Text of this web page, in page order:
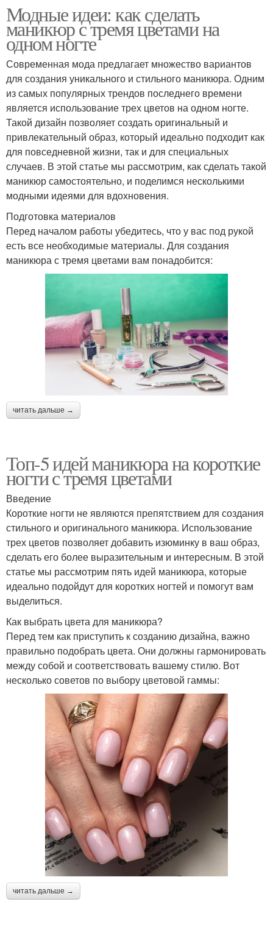
Модные идеи: как сделать
маникюр с тремя цветами на
одном ногте
Современная мода предлагает множество вариантов
для создания уникального и стильного маникюра. Одним
из самых популярных трендов последнего времени
является использование трех цветов на одном ногте.
Такой дизайн позволяет создать оригинальный и
привлекательный образ, который идеально подходит как
для повседневной жизни, так и для специальных
случаев. В этой статье мы рассмотрим, как сделать такой
маникюр самостоятельно, и поделимся несколькими
модными идеями для вдохновения.
Подготовка материалов
Перед началом работы убедитесь, что у вас под рукой
есть все необходимые материалы. Для создания
маникюра с тремя цветами вам понадобится:
читать дальше →
Топ-5 идей маникюра на короткие
ногти с тремя цветами
Введение
Короткие ногти не являются препятствием для создания
стильного и оригинального маникюра. Использование
трех цветов позволяет добавить изюминку в ваш образ,
сделать его более выразительным и интересным. В этой
статье мы рассмотрим пять идей маникюра, которые
идеально подойдут для коротких ногтей и помогут вам
выделиться.
Как выбрать цвета для маникюра?
Перед тем как приступить к созданию дизайна, важно
правильно подобрать цвета. Они должны гармонировать
между собой и соответствовать вашему стилю. Вот
несколько советов по выбору цветовой гаммы:
читать дальше →